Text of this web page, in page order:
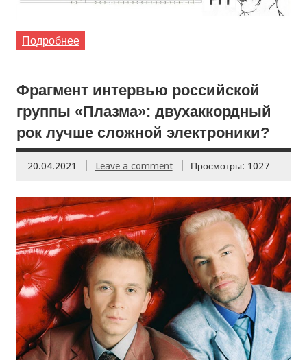
Подробнее
Фрагмент интервью российской
группы «Плазма»: двухаккордный
рок лучше сложной электроники?
20.04.2021 Leave a comment Просмотры: 1027